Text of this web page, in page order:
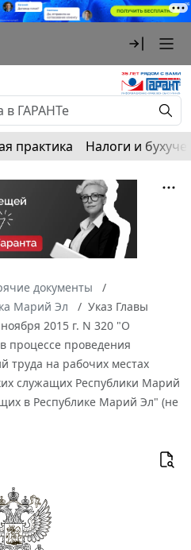
практика Налоги и
документы
Марий Эл
Указ Главы
2015 г. N 320 "О
процессе проведения
труда на рабочих местах
служащих Республики Марий
в Республике Марий Эл" (не